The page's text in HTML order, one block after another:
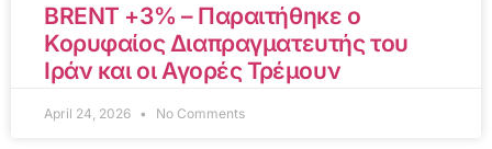
BRENT +3% – Παραιτήθηκε ο
Κορυφαίος Διαπραγματευτής του
Ιράν και οι Αγορές Τρέμουν
April 24, 2026 No Comments